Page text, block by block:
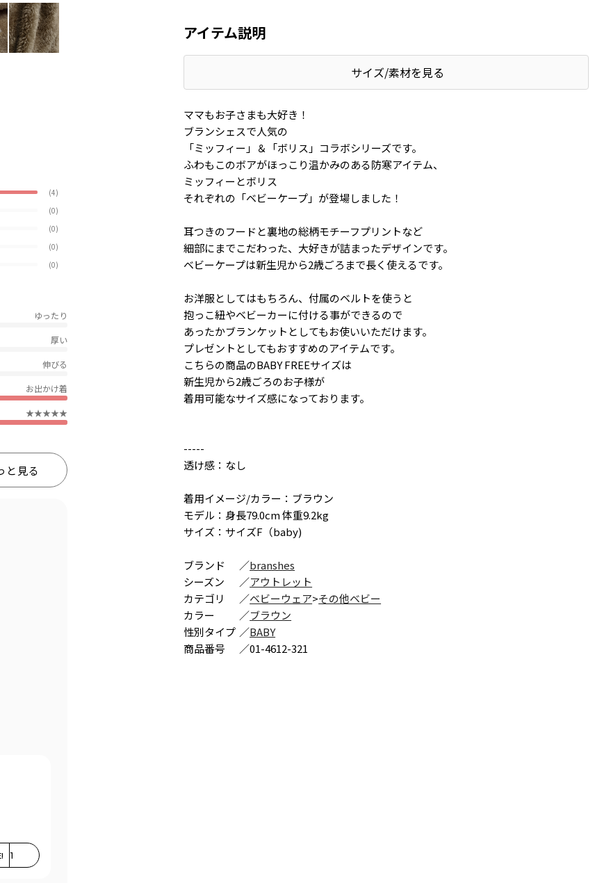
(4)
(0)
(0)
(0)
(0)
ゆったり
厚い
伸びる
お出かけ着
★★★★★
と見る
1
アイテム説明
サイズ/素材を見る
ママもお子さまも大好き！
ブランシェスで人気の
「ミッフィー」＆「ボリス」コラボシリーズです。
ふわもこのボアがほっこり温かみのある防寒アイテム、
ミッフィーとボリス
それぞれの「ベビーケープ」が登場しました！
耳つきのフードと裏地の総柄モチーフプリントなど
細部にまでこだわった、大好きが詰まったデザインです。
ベビーケープは新生児から2歳ごろまで長く使えるです。
お洋服としてはもちろん、付属のベルトを使うと
抱っこ紐やベビーカーに付ける事ができるので
あったかブランケットとしてもお使いいただけます。
プレゼントとしてもおすすめのアイテムです。
こちらの商品のBABY FREEサイズは
新生児から2歳ごろのお子様が
着用可能なサイズ感になっております。
-----
透け感：なし
着用イメージ/カラー：ブラウン
モデル：身長79.0cm 体重9.2kg
サイズ：サイズF（baby)
ブランド ／branshes
シーズン
／アウトレット
カテゴリ
／ベビーウェア>その他ベビー
カラー
／ブラウン
性別タイプ ／BABY
商品番号
／01-4612-321